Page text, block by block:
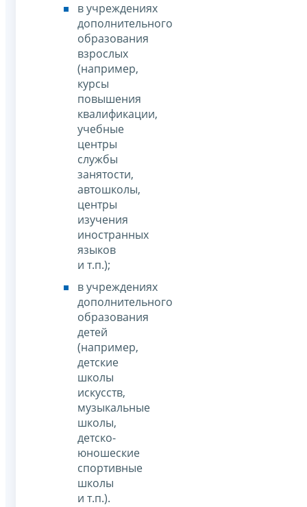
в учреждениях
дополнительного
образования
взрослых
(например,
курсы
повышения
квалификации,
учебные
центры
службы
занятости,
автошколы,
центры
изучения
иностранных
языков
и т.п.);
в учреждениях
дополнительного
образования
детей
(например,
детские
школы
искусств,
музыкальные
школы,
детско-
юношеские
спортивные
школы
и т.п.).